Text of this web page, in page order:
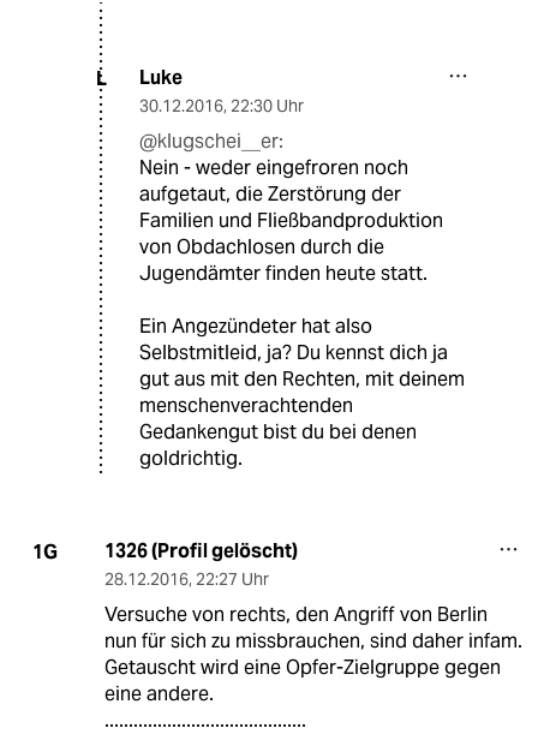
L Luke
30.12.2016, 22:30 Uhr
@klugschei__er:
Nein - weder eingefroren noch
aufgetaut, die Zerstörung der
Familien und Fließbandproduktion
von Obdachlosen durch die
Jugendämter finden heute statt.
Ein Angezündeter hat also
Selbstmitleid, ja? Du kennst dich ja
gut aus mit den Rechten, mit deinem
menschenverachtenden
Gedankengut bist du bei denen
goldrichtig.
1G 1326 (Profil gelöscht)
28.12.2016, 22:27 Uhr
Versuche von rechts, den Angriff von Berlin
nun für sich zu missbrauchen, sind daher infam.
Getauscht wird eine Opfer-Zielgruppe gegen
eine andere.
..........................................